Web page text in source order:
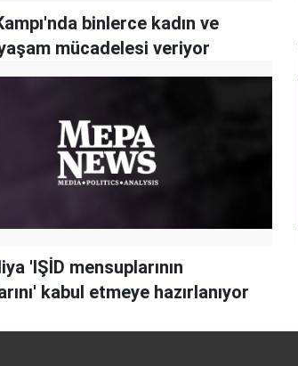
binlerce kadın ve
mücadelesi veriyor
'IŞİD mensuplarının
kabul etmeye hazırlanıyor